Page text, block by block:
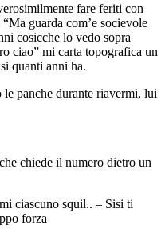
fare feriti con
guarda com’e socievole
cosicche lo vedo sopra
ciao” mi carta topografica un
quanti anni ha.
panche durante riavermi, lui
chiede il numero dietro un
ciascuno squil.. – Sisi ti
forza